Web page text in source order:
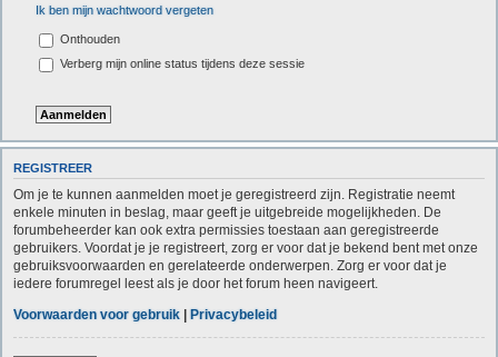
Ik ben mijn wachtwoord vergeten
Onthouden
Verberg mijn online status tijdens deze sessie
REGISTREER
Om je te kunnen aanmelden moet je geregistreerd zijn. Registratie neemt
enkele minuten in beslag, maar geeft je uitgebreide mogelijkheden. De
forumbeheerder kan ook extra permissies toestaan aan geregistreerde
gebruikers. Voordat je je registreert, zorg er voor dat je bekend bent met onze
gebruiksvoorwaarden en gerelateerde onderwerpen. Zorg er voor dat je
iedere forumregel leest als je door het forum heen navigeert.
Voorwaarden voor gebruik | Privacybeleid